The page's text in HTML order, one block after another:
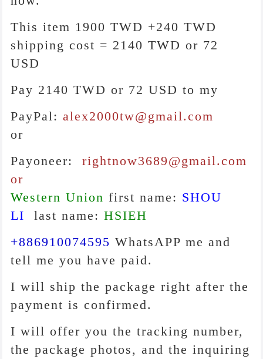
This item 1900 TWD +240 TWD
shipping cost = 2140 TWD or 72
USD
Pay 2140 TWD or 72 USD to my
PayPal:alex2000tw@gmail.com
or
Payoneer:rightnow3689@gmail.com
or
Western Union first name: SHOU
LI
last name:HSIEH
+886910074595 WhatsAPP me and
tell me you have paid.
I will ship the package right after the
payment is confirmed.
I will offer you the tracking number,
the package photos, and the inquiring